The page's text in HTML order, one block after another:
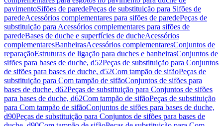
pavimentoSifões de paredePeças de substituição para Sifões de
paredeAcessórios complementares para sifões de paredePeças de
substituição para Acessórios complementares para sifões de
paredeBases de duche e superfícies de ducheAcessórios
complementaresBanheirasAcessórios complementaresConjuntos de
reparaçãoEstruturas de ligação para duches e banheirasConjuntos de
sifões para bases de duche, d52Peças de substituição para Conjuntos
de sifões para bases de duche, d52Com tampão de sifãoPeças de
substituição para Com tampão de sifãoConjuntos de sifões para
bases de duche, d62Peças de substituição para Conjuntos de sifões
para bases de duche, d62Com tampão de sifãoPeças de substituição
para Com tampão de sifãoConjuntos de sifões para bases de duche,
d90Peças de substituição para Conjuntos de sifões para bases de